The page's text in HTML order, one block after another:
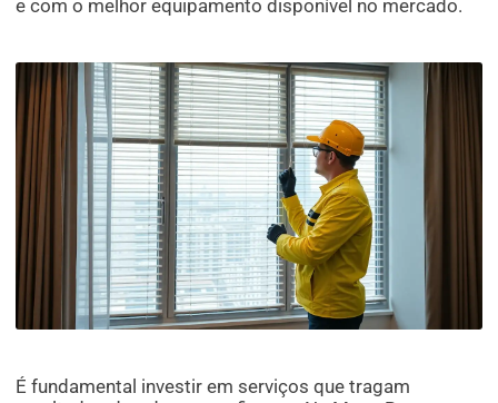
e com o melhor equipamento disponível no mercado.
É fundamental investir em serviços que tragam